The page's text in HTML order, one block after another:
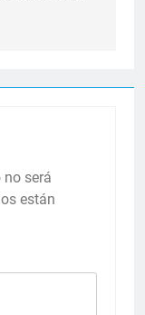
será
están